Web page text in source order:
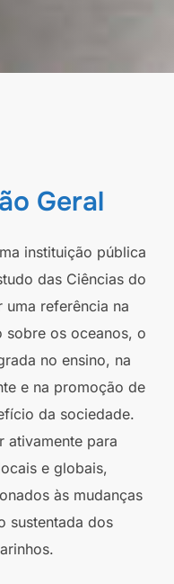
Geral
instituição pública
das Ciências do
referência na
sobre os oceanos, o
no ensino, na
e na promoção de
da sociedade.
ativamente para
e globais,
às mudanças
sustentada dos